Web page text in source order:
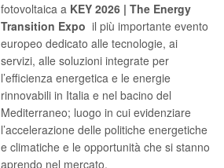
fotovoltaica a KEY 2026 | The Energy
Transition Expo il più importante evento
europeo dedicato alle tecnologie, ai
servizi, alle soluzioni integrate per
l’efficienza energetica e le energie
rinnovabili in Italia e nel bacino del
Mediterraneo; luogo in cui evidenziare
l’accelerazione delle politiche energetiche
e climatiche e le opportunità che si stanno
aprendo nel mercato.